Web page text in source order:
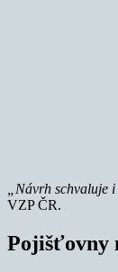
„Návrh schvaluje
VZP ČR.
Pojišťovny